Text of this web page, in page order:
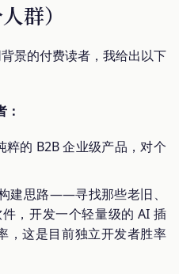
群）
景的付费读者，我给出以下
粹的 B2B 企业级产品，对个
建思路——寻找那些老旧、
，开发一个轻量级的 AI 插
，这是目前独立开发者胜率